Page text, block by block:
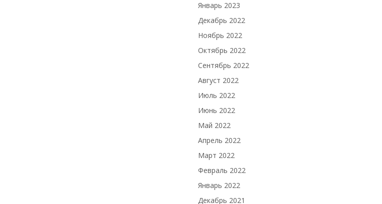
Январь 2023
Декабрь 2022
Ноябрь 2022
Октябрь 2022
Сентябрь 2022
Август 2022
Июль 2022
Июнь 2022
Май 2022
Апрель 2022
Март 2022
Февраль 2022
Январь 2022
Декабрь 2021